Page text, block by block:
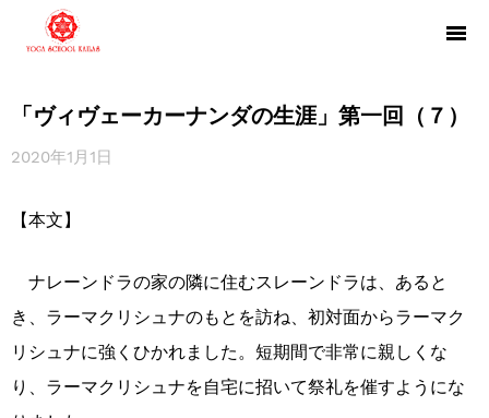
「ヴィヴェーカーナンダの生涯」第一回（７）
2020年1月1日
【本文】
ナレーンドラの家の隣に住むスレーンドラは、あると
き、ラーマクリシュナのもとを訪ね、初対面からラーマク
リシュナに強くひかれました。短期間で非常に親しくな
り、ラーマクリシュナを自宅に招いて祭礼を催すようにな